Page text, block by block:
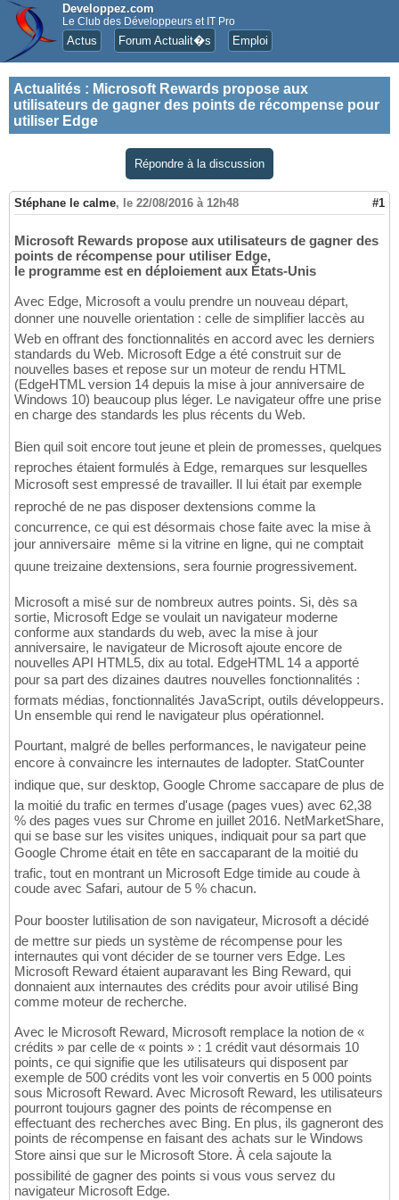
Developpez.com
Le Club des Développeurs et IT Pro
Actus Forum Actualit�s Emploi
Actualités : Microsoft Rewards propose aux
utilisateurs de gagner des points de récompense pour
utiliser Edge
Répondre à la discussion
Stéphane le calme, le 22/08/2016 à 12h48 #1
Microsoft Rewards propose aux utilisateurs de gagner des
points de récompense pour utiliser Edge,
le programme est en déploiement aux États-Unis
Avec Edge, Microsoft a voulu prendre un nouveau départ,
donner une nouvelle orientation : celle de simplifier laccès au
Web en offrant des fonctionnalités en accord avec les derniers
standards du Web. Microsoft Edge a été construit sur de
nouvelles bases et repose sur un moteur de rendu HTML
(EdgeHTML version 14 depuis la mise à jour anniversaire de
Windows 10) beaucoup plus léger. Le navigateur offre une prise
en charge des standards les plus récents du Web.
Bien quil soit encore tout jeune et plein de promesses, quelques
reproches étaient formulés à Edge, remarques sur lesquelles
Microsoft sest empressé de travailler. Il lui était par exemple
reproché de ne pas disposer dextensions comme la
concurrence, ce qui est désormais chose faite avec la mise à
jour anniversaire  même si la vitrine en ligne, qui ne comptait
quune treizaine dextensions, sera fournie progressivement.
Microsoft a misé sur de nombreux autres points. Si, dès sa
sortie, Microsoft Edge se voulait un navigateur moderne
conforme aux standards du web, avec la mise à jour
anniversaire, le navigateur de Microsoft ajoute encore de
nouvelles API HTML5, dix au total. EdgeHTML 14 a apporté
pour sa part des dizaines dautres nouvelles fonctionnalités :
formats médias, fonctionnalités JavaScript, outils développeurs.
Un ensemble qui rend le navigateur plus opérationnel.
Pourtant, malgré de belles performances, le navigateur peine
encore à convaincre les internautes de ladopter. StatCounter
indique que, sur desktop, Google Chrome saccapare de plus de
la moitié du trafic en termes d'usage (pages vues) avec 62,38
% des pages vues sur Chrome en juillet 2016. NetMarketShare,
qui se base sur les visites uniques, indiquait pour sa part que
Google Chrome était en tête en saccaparant de la moitié du
trafic, tout en montrant un Microsoft Edge timide au coude à
coude avec Safari, autour de 5 % chacun.
Pour booster lutilisation de son navigateur, Microsoft a décidé
de mettre sur pieds un système de récompense pour les
internautes qui vont décider de se tourner vers Edge. Les
Microsoft Reward étaient auparavant les Bing Reward, qui
donnaient aux internautes des crédits pour avoir utilisé Bing
comme moteur de recherche.
Avec le Microsoft Reward, Microsoft remplace la notion de «
crédits » par celle de « points » : 1 crédit vaut désormais 10
points, ce qui signifie que les utilisateurs qui disposent par
exemple de 500 crédits vont les voir convertis en 5 000 points
sous Microsoft Reward. Avec Microsoft Reward, les utilisateurs
pourront toujours gagner des points de récompense en
effectuant des recherches avec Bing. En plus, ils gagneront des
points de récompense en faisant des achats sur le Windows
Store ainsi que sur le Microsoft Store. À cela sajoute la
possibilité de gagner des points si vous vous servez du
navigateur Microsoft Edge.